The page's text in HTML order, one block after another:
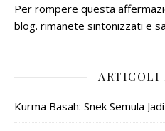
Per rompere questa
blog. rimanete sintonizzati e
ARTICOLI
Kurma Basah: Snek Semula